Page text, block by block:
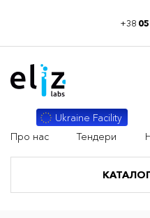
+38
Ukraine Facility
Про нас
Тендери